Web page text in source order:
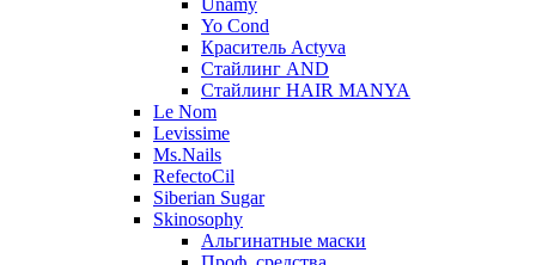
Unamy
Yo Cond
Краситель Actyva
Стайлинг AND
Стайлинг HAIR MANYA
Le Nom
Levissime
Ms.Nails
RefectoCil
Siberian Sugar
Skinosophy
Альгинатные маски